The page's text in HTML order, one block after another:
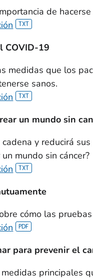
de
COVID-19
medidas que los
sanos.
un mundo sin
y reducirá
mundo sin cáncer?
cómo las
para prevenir el
principales